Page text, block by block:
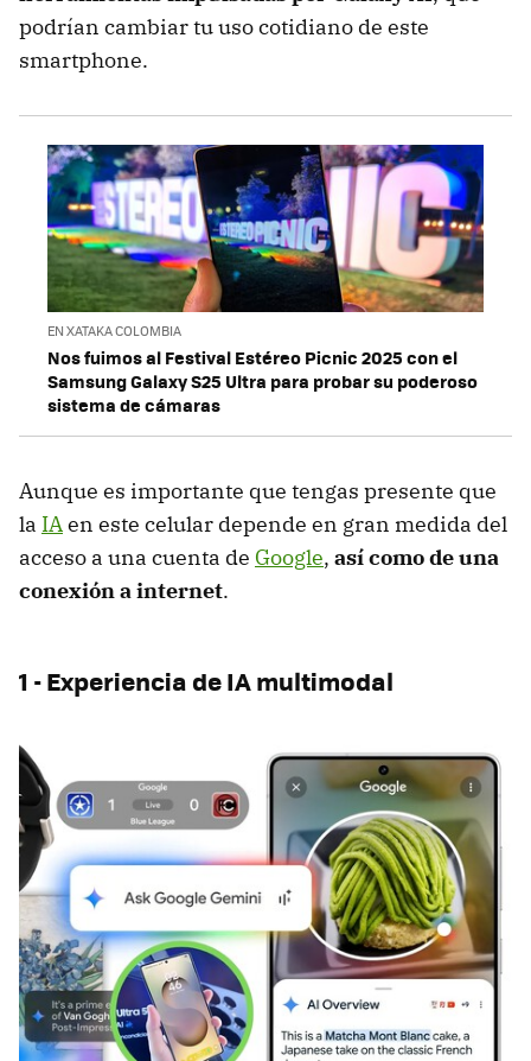
podrían cambiar tu uso cotidiano de este
smartphone.
EN XATAKA COLOMBIA
Nos fuimos al Festival Estéreo Picnic 2025 con el
Samsung Galaxy S25 Ultra para probar su poderoso
sistema de cámaras
Aunque es importante que tengas presente que
la IAen este celular depende en gran medida del
acceso a una cuenta de Google, así como de una
conexión a internet.
1 - Experiencia de IA multimodal